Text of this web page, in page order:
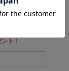
ト！